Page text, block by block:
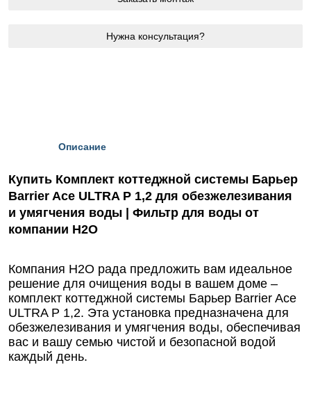
Нужна консультация?
Описание
Купить Комплект коттеджной системы Барьер
Barrier Ace ULTRA P 1,2 для обезжелезивания
и умягчения воды | Фильтр для воды от
компании Н2О
Компания Н2О рада предложить вам идеальное
решение для очищения воды в вашем доме –
комплект коттеджной системы Барьер Barrier Ace
ULTRA P 1,2. Эта установка предназначена для
обезжелезивания и умягчения воды, обеспечивая
вас и вашу семью чистой и безопасной водой
каждый день.